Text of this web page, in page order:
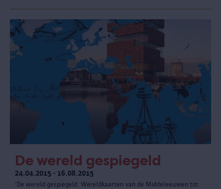
De wereld gespiegeld
24.04.2015 - 16.08.2015
‘De wereld gespiegeld. Wereldkaarten van de Middeleeuwen tot